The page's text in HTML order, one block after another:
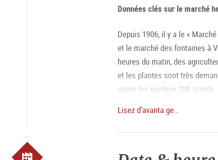
Données clés sur le marché
Depuis 1906, il y a le «
et le marché des fontaines à
heures du matin, des
et les plantes sont très
parmi les quelque 190
Schrannengasse.
Lisez d’avanta ge…